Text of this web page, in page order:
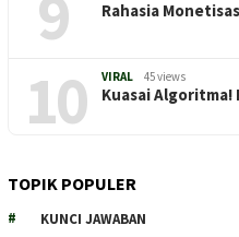
Rahasia
10 VIRAL 45 views
Kuasai
TOPIK POPULER
KUNCI JAWABAN